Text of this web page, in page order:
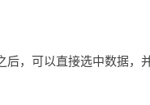
后，可以直接选中数据，